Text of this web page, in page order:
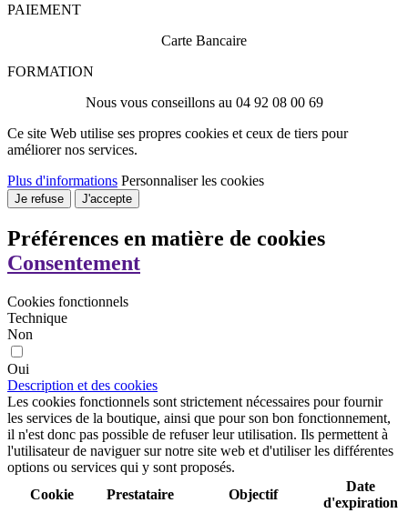
PAIEMENT
Carte Bancaire
FORMATION
Nous vous conseillons au 04 92 08 00 69
Ce site Web utilise ses propres cookies et ceux de tiers pour
améliorer nos services.
Plus d'informations Personnaliser les cookies
Je refuse J'accepte
Préférences en matière de cookies
Consentement
Cookies fonctionnels
Technique
Non
Oui
Description et des cookies
Les cookies fonctionnels sont strictement nécessaires pour fournir
les services de la boutique, ainsi que pour son bon fonctionnement,
il n'est donc pas possible de refuser leur utilisation. Ils permettent à
l'utilisateur de naviguer sur notre site web et d'utiliser les différentes
options ou services qui y sont proposés.
Cookie
Prestataire Objectif
Date
d'expiration